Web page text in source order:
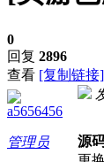
0
回复 2896
查看 [复制链接]
a5656456
管理员
源